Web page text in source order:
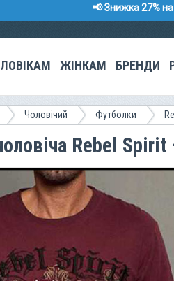
📢 Знижка 27%
ЖІНКАМ БРЕНДИ
Чоловічий Футболки
Rebel Spirit